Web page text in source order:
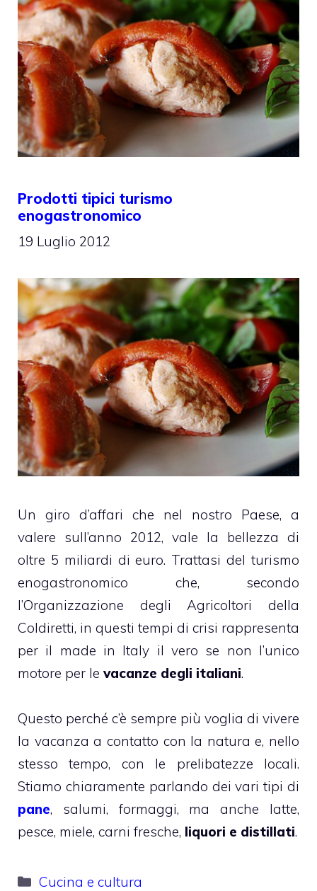
Prodotti tipici turismo
enogastronomico
19 Luglio 2012
Un giro d’affari che nel nostro Paese, a
valere sull’anno 2012, vale la bellezza di
oltre 5 miliardi di euro. Trattasi del turismo
enogastronomico che, secondo
l’Organizzazione degli Agricoltori della
Coldiretti, in questi tempi di crisi rappresenta
per il made in Italy il vero se non l’unico
motore per le vacanze degli italiani.
Questo perché c’è sempre più voglia di vivere
la vacanza a contatto con la natura e, nello
stesso tempo, con le prelibatezze locali.
Stiamo chiaramente parlando dei vari tipi di
pane, salumi, formaggi, ma anche latte,
pesce, miele, carni fresche, liquori e distillati.
Categorie
Cucina e cultura